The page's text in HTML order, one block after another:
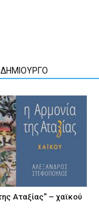
Αταξίας” – χαϊκού